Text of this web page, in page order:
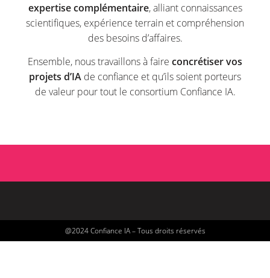
expertise complémentaire, alliant connaissances
scientifiques, expérience terrain et compréhension
des besoins d’affaires.
Ensemble, nous travaillons à faire concrétiser vos
projets d’IA de confiance et qu’ils soient porteurs
de valeur pour tout le consortium Confiance IA.
@2024 Confiance IA – Tous droits réservés